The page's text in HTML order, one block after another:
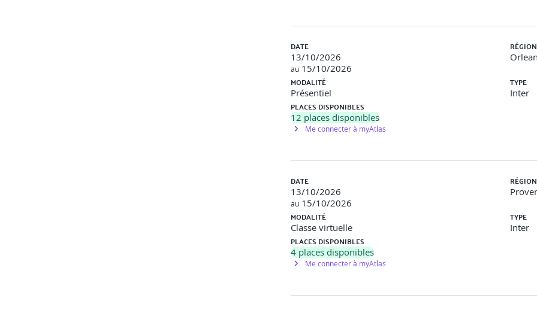
Créer des composants, composition avancée, cycle de vie et optimisation.
Décomposer en composants et patterns de composants. Valider et optimiser.
DATE
13/10/2026
au 15/10/2026
MODALITÉ
Présentiel
TYPE
Inter
PLACES DISPONIBLES
12 places disponibles
Me connecter à myAtlas
DATE
13/10/2026
au 15/10/2026
MODALITÉ
Classe virtuelle
TYPE
Inter
PLACES DISPONIBLES
4 places disponibles
Me connecter à myAtlas